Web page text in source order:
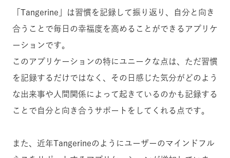
「Tangerine」は習慣を記録して振り返り、自分と向き
合うことで毎日の幸福度を高めることができるアプリケ
ーションです。
このアプリケーションの特にユニークな点は、ただ習慣
を記録するだけではなく、その日感じた気分がどのよう
な出来事や人間関係によって起きているのかも記録する
ことで自分と向き合うサポートをしてくれる点です。
また、近年Tangerineのようにユーザーのマインドフル